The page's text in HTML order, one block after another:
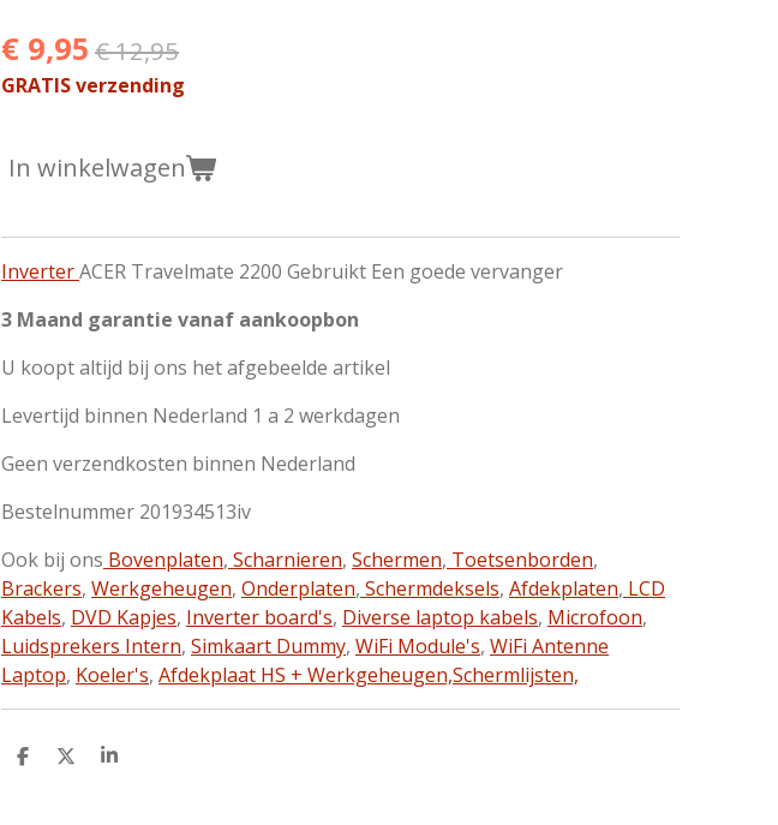
€ 9,95 € 12,95
GRATIS verzending
In winkelwagen
InverterACER Travelmate 2200 Gebruikt Een goede vervanger
3 Maand garantie vanaf aankoopbon
U koopt altijd bij ons het afgebeelde artikel
Levertijd binnen Nederland 1 a 2 werkdagen
Geen verzendkosten binnen Nederland
Bestelnummer 201934513iv
Ook bij ons Bovenplaten, Scharnieren, Schermen, Toetsenborden,
Brackers, Werkgeheugen, Onderplaten, Schermdeksels, Afdekplaten, LCD
Kabels, DVD Kapjes, Inverter board's, Diverse laptop kabels, Microfoon,
Luidsprekers Intern, Simkaart Dummy, WiFi Module's, WiFi Antenne
Laptop, Koeler's, Afdekplaat HS + Werkgeheugen,Schermlijsten,
D
D
S